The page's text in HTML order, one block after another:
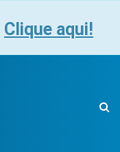
Clique aqui!